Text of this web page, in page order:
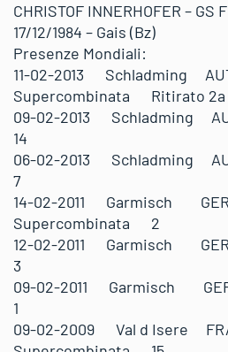
CHRISTOF INNERHOFER – GS
17/12/1984 – Gais (Bz)
Presenze Mondiali:
11-02-2013 Schladming
Supercombinata Ritirato
09-02-2013
14
06-02-2013
7
14-02-2011 Garmisch
Supercombinata 2
12-02-2011 Garmisch
3
09-02-2011 Garmisch
1
09-02-2009 Val d Isere